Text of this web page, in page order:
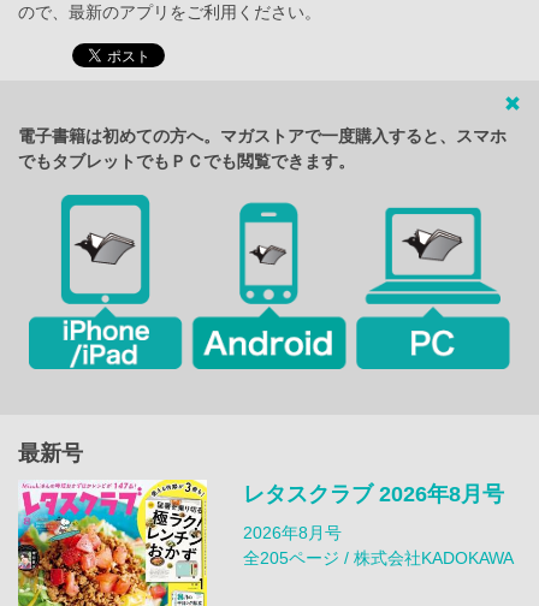
ので、最新のアプリをご利用ください。
電子書籍は初めての方へ。マガストアで一度購入すると、スマホ
でもタブレットでもＰＣでも閲覧できます。
最新号
レタスクラブ 2026年8月号
2026年8月号
全205ページ / 株式会社KADOKAWA